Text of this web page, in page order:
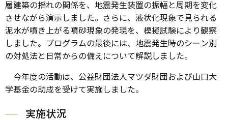
層建築の揺れの関係を、地震発生装置の振幅と周期を変化
させながら演示しました。さらに、液状化現象で見られる
泥水が噴き上がる噴砂現象の発現を、模擬試験により観察
しました。プログラムの最後には、地震発生時のシーン別
の対処法と日常からの備えについて解説しました。
今年度の活動は、公益財団法人マツダ財団および山口大
学基金の助成を受けて実施しました。
実施状況